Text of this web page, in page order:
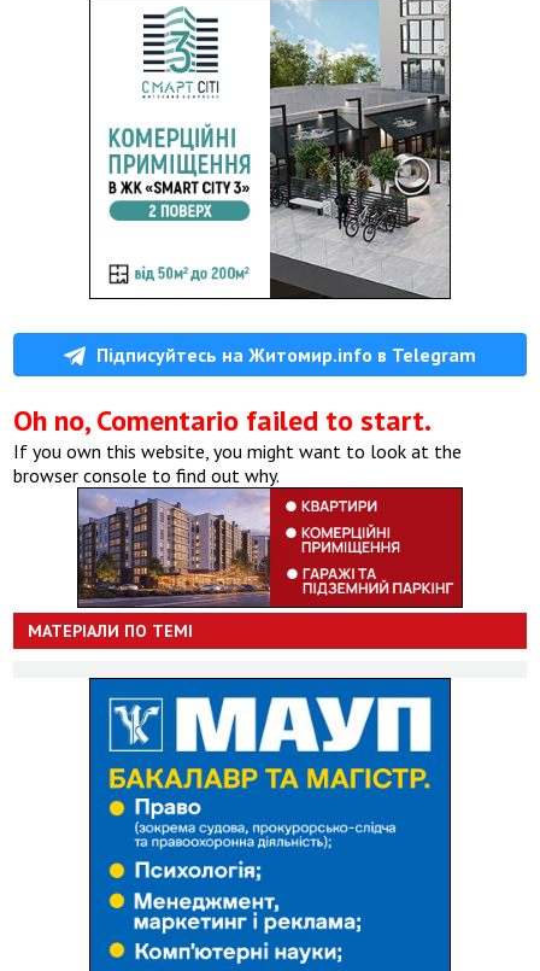
Підписуйтесь на Житомир.info в Telegram
Oh no, Comentario failed to start.
If you own this website, you might want to look at the
browser console to find out why.
МАТЕРІАЛИ ПО ТЕМІ